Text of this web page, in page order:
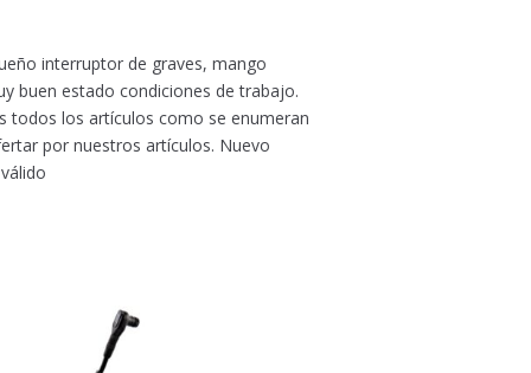
interruptor de graves, mango
buen estado condiciones de trabajo.
todos los artículos como se enumeran
por nuestros artículos. Nuevo